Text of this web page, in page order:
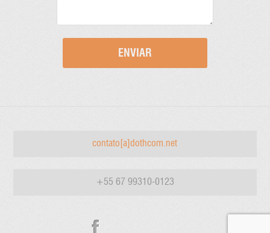
contato[a]dothcom.net
+55 67 99310-0123